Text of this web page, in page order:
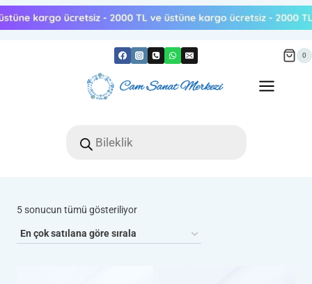
Skip
to
0
search
5 sonucun tümü gösteriliyorPopülerliğe